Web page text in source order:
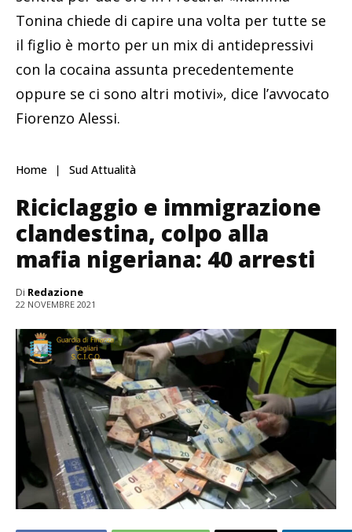
Tonina chiede di capire una volta per tutte se
il figlio è morto per un mix di antidepressivi
con la cocaina assunta precedentemente
oppure se ci sono altri motivi», dice l’avvocato
Fiorenzo Alessi.
Home Sud Attualità
Riciclaggio e immigrazione
clandestina, colpo alla
mafia nigeriana: 40 arresti
Di Redazione
22 NOVEMBRE 2021